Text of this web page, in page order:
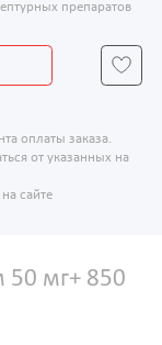
препаратов
оплаты заказа.
от указанных на
сайте
50 мг+ 850